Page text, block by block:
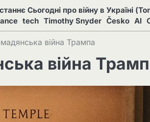
Сьогодні про війну в Україні
tech Timothy Snyder Česko AI
війна Трампа
війна